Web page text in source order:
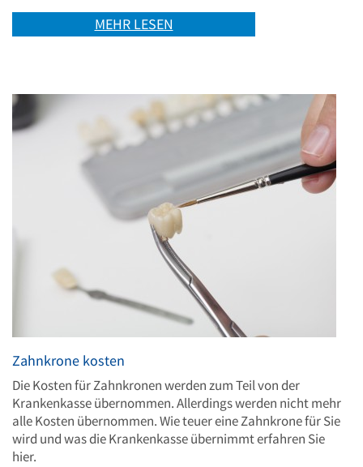
MEHR LESEN
Zahnkrone kosten
Die Kosten für Zahnkronen werden zum Teil von der
Krankenkasse übernommen. Allerdings werden nicht mehr
alle Kosten übernommen. Wie teuer eine Zahnkrone für Sie
wird und was die Krankenkasse übernimmt erfahren Sie
hier.